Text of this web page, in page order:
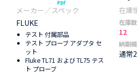
FLUKE
テスト 付属部品
テスト プローブ アダプタ セ
ット
Fluke TL71 および TL75 テス
ト プローブ
在庫数
12
納期
通常